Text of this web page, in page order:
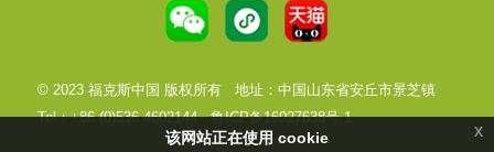
© 2023 福克斯中国 版权所有
地址：中国山东省安丘市景芝镇
Tel：+86 (0)536 4602144
鲁ICP备16027638号-1
该网站正在使用 cookie x